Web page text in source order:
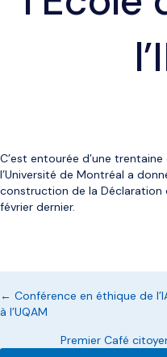
C’est entourée d’une
l’Université de Montréal a
construction de la Déclaration
février dernier.
Posts
navigation
← Conférence en éthique de
à l’UQAM
Premier Café